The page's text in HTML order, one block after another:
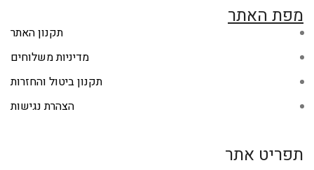
מפת האתר
תקנון האתר
מדיניות משלוחים
תקנון ביטול והחזרות
הצהרת נגישות
תפריט אתר